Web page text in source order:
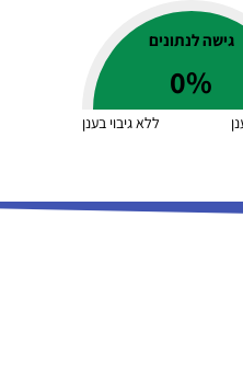
גישה לנתונים
0%
ללא גיבוי בענן